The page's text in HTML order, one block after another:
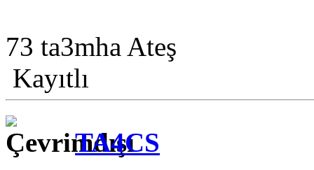
73 ta3mha Ateş
Kayıtlı
TA4CS